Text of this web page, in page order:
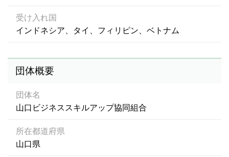
受け入れ国
インドネシア、タイ、フィリピン、ベトナム
団体概要
団体名
山口ビジネススキルアップ協同組合
所在都道府県
山口県